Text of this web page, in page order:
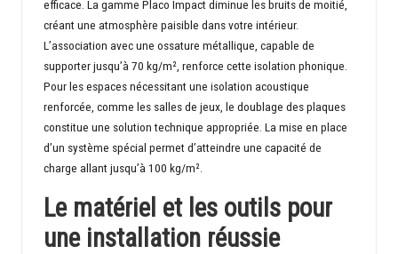
efficace. La gamme Placo Impact diminue les bruits de moitié,
créant une atmosphère paisible dans votre intérieur.
L’association avec une ossature métallique, capable de
supporter jusqu’à 70 kg/m², renforce cette isolation phonique.
Pour les espaces nécessitant une isolation acoustique
renforcée, comme les salles de jeux, le doublage des plaques
constitue une solution technique appropriée. La mise en place
d’un système spécial permet d’atteindre une capacité de
charge allant jusqu’à 100 kg/m².
Le matériel et les outils pour
une installation réussie